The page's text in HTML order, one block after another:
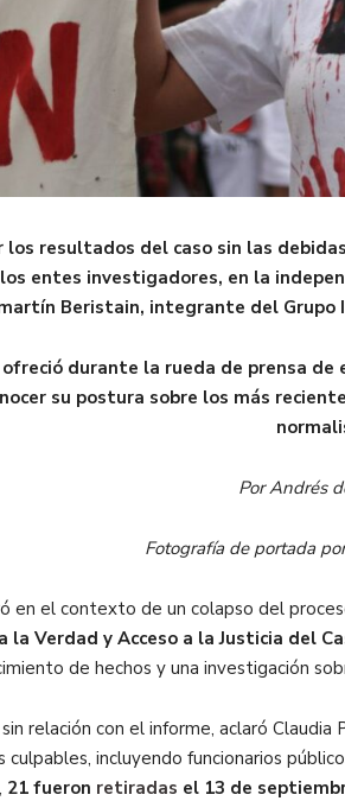
los resultados del caso sin las
entes investigadores, en la
Beristain, integrante del Grupo
durante la rueda de prensa
su postura sobre los más
Por Andrés
Fotografía de portada
en el contexto de un colapso del
la Verdad y Acceso a la Justicia del
de hechos y una investigación
relación con el informe, aclaró
incluyendo funcionarios
21 fueron retiradas el 13 de